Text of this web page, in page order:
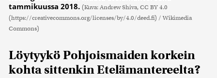
tammikuussa 2018. (Kuva: Andrew Shiva, CC BY 4.0
(https://creativecommons.org/licenses/by/4.0/deed.fi) / Wikimedia
Commons)
Löytyykö Pohjoismaiden korkein
kohta sittenkin Etelämantereelta?